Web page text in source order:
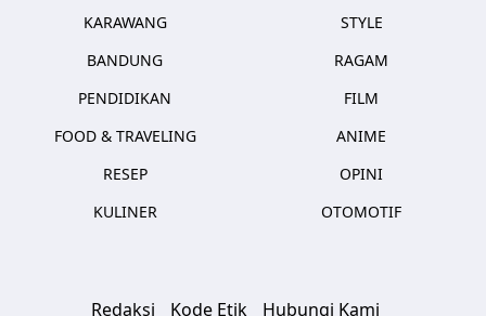
KARAWANG
BANDUNG
PENDIDIKAN
FOOD & TRAVELING
RESEP
KULINER
STYLE
RAGAM
FILM
ANIME
OPINI
OTOMOTIF
Redaksi Kode Etik Hubungi Kami